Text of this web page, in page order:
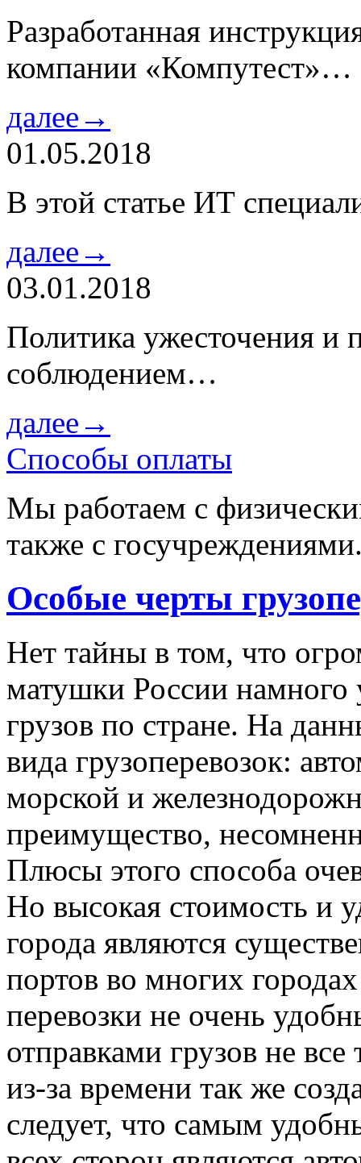
Разработанная
компании «Компутест»…
далее→
01.05.2018
В этой статье ИТ
далее→
03.01.2018
Политика ужесточения и
соблюдением…
далее→
Способы оплаты
Мы работаем с
также с
Особые черты
Нет тайны в том, что
матушки России намного
грузов по стране. На
вида грузоперевозок:
морской и
преимущество,
Плюсы этого способа
Но высокая стоимость и
города являются
портов во многих
перевозки не очень
отправками грузов не все
из-за времени так же
следует, что самым